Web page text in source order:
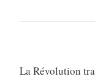
La Révolution